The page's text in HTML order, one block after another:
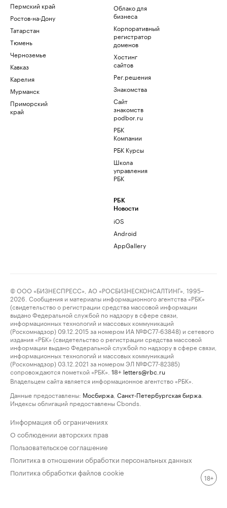
Пермский край
Ростов-на-Дону
Татарстан
Тюмень
Черноземье
Кавказ
Карелия
Мурманск
Приморский
край
Облако для
бизнеса
Корпоративный
регистратор
доменов
Хостинг
сайтов
Рег.решения
Знакомства
Сайт
знакомств
podbor.ru
РБК
Компании
РБК Курсы
Школа
управления
РБК
РБК
Новости
iOS
Android
AppGallery
© ООО «БИЗНЕСПРЕСС», АО «РОСБИЗНЕСКОНСАЛТИНГ», 1995–
2026. Сообщения и материалы информационного агентства «РБК»
(свидетельство о регистрации средства массовой информации
выдано Федеральной службой по надзору в сфере связи,
информационных технологий и массовых коммуникаций
(Роскомнадзор) 09.12.2015 за номером ИА №ФС77-63848) и сетевого
издания «РБК» (свидетельство о регистрации средства массовой
информации выдано Федеральной службой по надзору в сфере связи,
информационных технологий и массовых коммуникаций
(Роскомнадзор) 03.12.2021 за номером ЭЛ №ФС77-82385)
сопровождаются пометкой «РБК».
18+ letters@rbc.ru
Владельцем сайта является информационное агентство «РБК».
Данные предоставлены: Мосбиржа Санкт-Петербургская биржа
Индексы облигаций предоставлены Cbonds.
Информация об ограничениях
О соблюдении авторских прав
Пользовательское соглашение
Политика в отношении обработки персональных данных
Политика обработки файлов cookie
18+